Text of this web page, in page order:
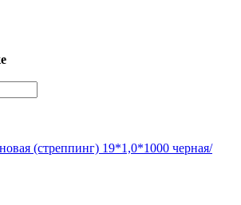
(стреппинг) 19*1,0*1000 черная/